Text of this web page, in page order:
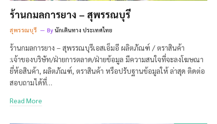
ร้านกมลการยาง – สุพรรณบุรี
สุพรรณบุรี By นักเดินทาง ประเทศไทย
ร้านกมลการยาง – สุพรรณบุรีเอสเอ็มอี ผลิตภัณฑ์ / ตราสินค้า
:เจ้าของบริษัท/ฝ่ายการตลาด/ฝ่ายข้อมูล มีความสนใจที่จะลงโฆษณา
ยี่ห้อสินค้า, ผลิตภัณฑ์, ตราสินค้า หรือปรับฐานข้อมูลให้ ล่าสุด ติดต่อ
สอบถามได้ที่…
Read More